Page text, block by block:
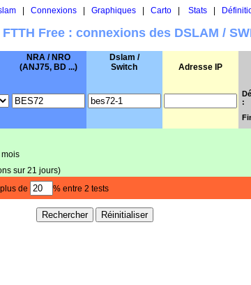
| Connexions| Graphiques| Carto| Stats|
Free : connexions des DSLAM /
NRA / NRO
(ANJ75, BD ...)
Dslam /
Switch
Adresse IP
:
sur 21 jours)
de % entre 2 tests